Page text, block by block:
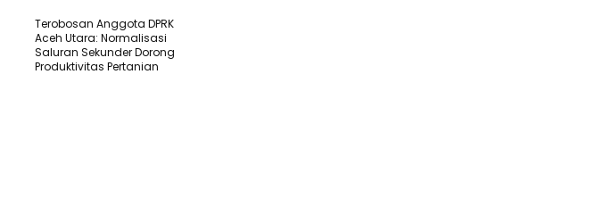
Terobosan Anggota DPRK
Aceh Utara: Normalisasi
Saluran Sekunder Dorong
Produktivitas Pertanian